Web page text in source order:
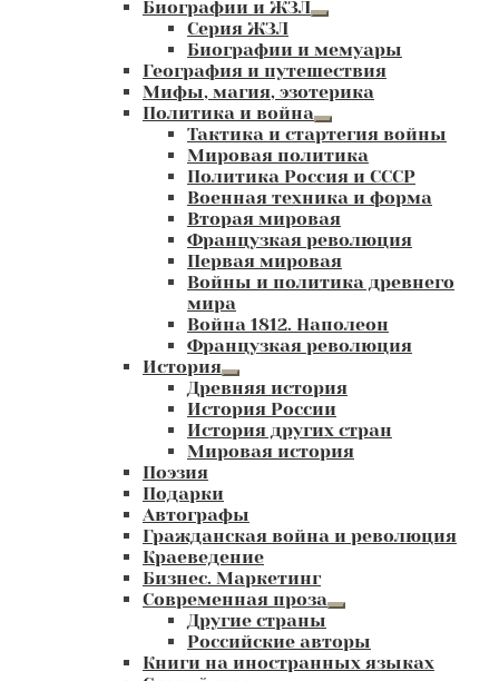
Биографии и ЖЗЛ
Развернутое
меню
Серия ЖЗЛ
Биографии и мемуары
География и путешествия
Мифы, магия, эзотерика
Политика и война
Развернутое
вложенное
меню
Тактика и стартегия войны
Мировая политика
Политика Россия и СССР
Военная техника и форма
Вторая мировая
Французкая революция
Первая мировая
Войны и политика древнего
мира
Война 1812. Наполеон
Французкая революция
История
Развернутое
вложенное
меню
Древняя история
История России
История других стран
Мировая история
Поэзия
Подарки
Автографы
Гражданская война и революция
Краеведение
Бизнес. Маркетинг
Современная проза
Развернутое
меню
Другие страны
Российские авторы
Книги на иностранных языках